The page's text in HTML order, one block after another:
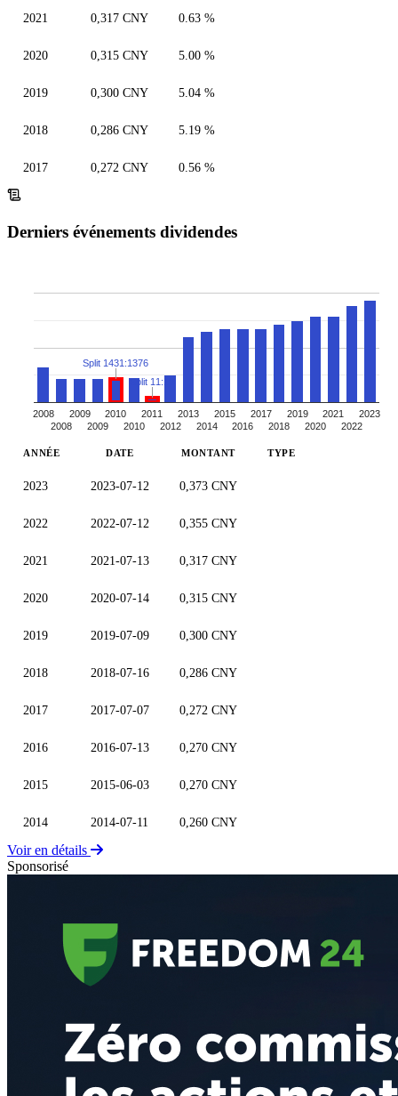
2021 0,317 CNY 0.63 %
2020 0,315 CNY 5.00 %
2019 0,300 CNY 5.04 %
2018 0,286 CNY 5.19 %
2017 0,272 CNY 0.56 %
Derniers événements dividendes
2008
2008
2009
2009
2010
2010
2011
2012
2013
2014
2015
2016
2017
2018
2019
2020
2021
2022
2023
Split 1431:1376
Split 11:10
ANNÉE DATE MONTANT TYPE
2023 2023-07-12 0,373 CNY
2022 2022-07-12 0,355 CNY
2021 2021-07-13 0,317 CNY
2020 2020-07-14 0,315 CNY
2019 2019-07-09 0,300 CNY
2018 2018-07-16 0,286 CNY
2017 2017-07-07 0,272 CNY
2016 2016-07-13 0,270 CNY
2015 2015-06-03 0,270 CNY
2014 2014-07-11 0,260 CNY
Voir en détails
Sponsorisé